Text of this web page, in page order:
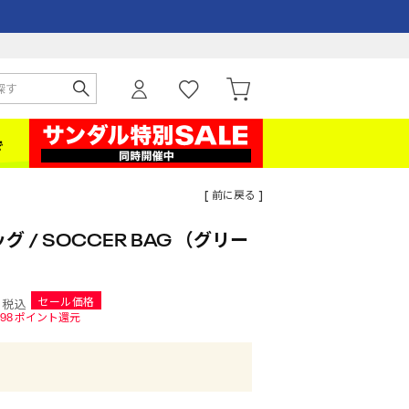
[ 前に戻る ]
グ / SOCCER BAG （グリー
税込
セール価格
ポイント還元